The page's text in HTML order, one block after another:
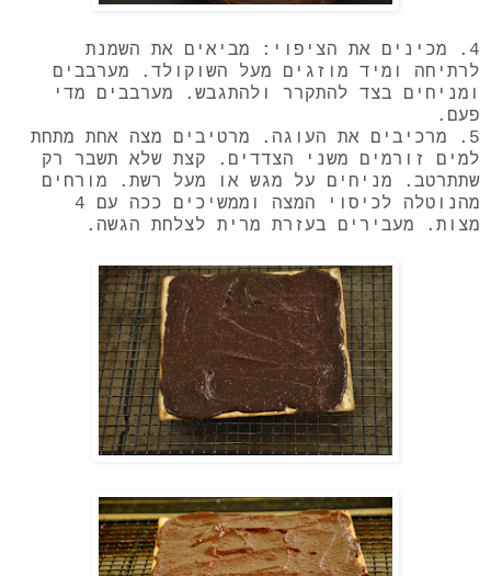
4. מכינים את הציפוי: מביאים את השמנת
לרתיחה ומיד מוזגים מעל השוקולד. מערבבים
ומניחים בצד להתקרר ולהתגבש. מערבבים מדי
פעם.
5. מרכיבים את העוגה. מרטיבים מצה אחת מתחת
למים זורמים משני הצדדים. קצת שלא תשבר רק
שתתרטב. מניחים על מגש או מעל רשת. מורחים
מהנוטלה לכיסוי המצה וממשיכים ככה עם 4
מצות. מעבירים בעזרת מרית לצלחת הגשה.